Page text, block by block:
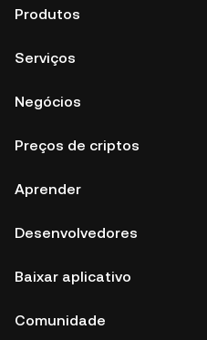
Produtos
Serviços
Negócios
Preços de criptos
Aprender
Desenvolvedores
Baixar aplicativo
Comunidade